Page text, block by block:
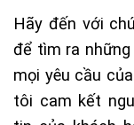
Hãy đến với
để tìm ra
mọi yêu cầu
tôi cam kết